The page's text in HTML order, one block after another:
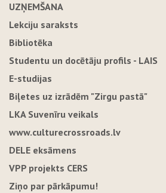
UZŅEMŠANA
Lekciju saraksts
Bibliotēka
Studentu un docētāju profils - LAIS
E-studijas
Biļetes uz izrādēm "Zirgu pastā"
LKA Suvenīru veikals
www.culturecrossroads.lv
DELE eksāmens
VPP projekts CERS
Ziņo par pārkāpumu!